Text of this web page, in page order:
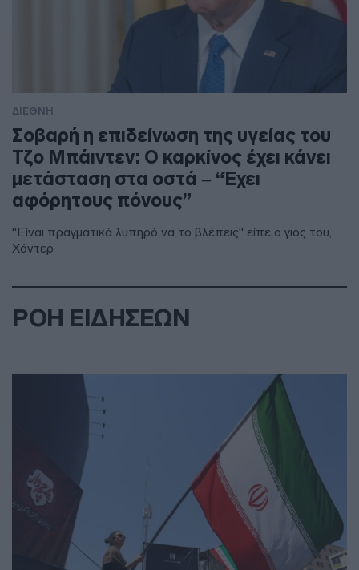
ΔΙΕΘΝΗ
Σοβαρή η επιδείνωση της υγείας του
Τζο Μπάιντεν: Ο καρκίνος έχει κάνει
μετάσταση στα οστά – “Έχει
αφόρητους πόνους”
"Είναι πραγματικά λυπηρό να το βλέπεις" είπε ο γιος του,
Χάντερ
ΡΟΗ ΕΙΔΗΣΕΩΝ